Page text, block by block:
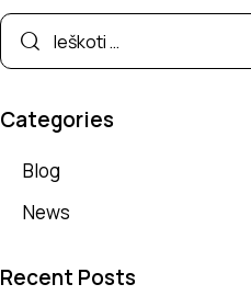
Categories
Blog
News
Recent Posts